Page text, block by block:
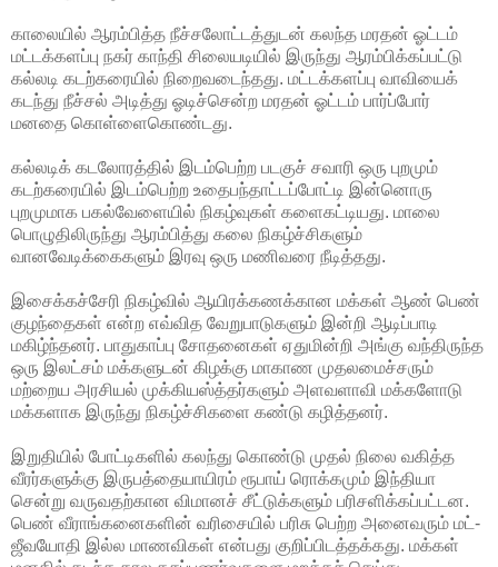
காலையில் ஆரம்பித்த நீச்சலோட்டத்துடன் கலந்த மரதன் ஓட்டம்
மட்டக்களப்பு நகர் காந்தி சிலையடியில் இருந்து ஆரம்பிக்கப்பட்டு
கல்லடி கடற்கரையில் நிறைவடைந்தது. மட்டக்களப்பு வாவியைக்
கடந்து நீச்சல் அடித்து ஓடிச்சென்ற மரதன் ஓட்டம் பார்ப்போர்
மனதை கொள்ளைகொண்டது.
கல்லடிக் கடலோரத்தில் இடம்பெற்ற படகுச் சவாரி ஒரு புறமும்
கடற்கரையில் இடம்பெற்ற உதைபந்தாட்டப்போட்டி இன்னொரு
புறமுமாக பகல்வேளையில் நிகழ்வுகள் களைகட்டியது. மாலை
பொழுதிலிருந்து ஆரம்பித்து கலை நிகழ்ச்சிகளும்
வானவேடிக்கைகளும் இரவு ஒரு மணிவரை நீடித்தது.
இசைக்கச்சேரி நிகழ்வில் ஆயிரக்கணக்கான மக்கள் ஆண் பெண்
குழந்தைகள் என்ற எவ்வித வேறுபாடுகளும் இன்றி ஆடிப்பாடி
மகிழ்ந்தனர். பாதுகாப்பு சோதனைகள் ஏதுமின்றி அங்கு வந்திருந்த
ஒரு இலட்சம் மக்களுடன் கிழக்கு மாகாண முதலமைச்சரும்
மற்றைய அரசியல் முக்கியஸ்த்தர்களும் அளவளாவி மக்களோடு
மக்களாக இருந்து நிகழ்ச்சிகளை கண்டு கழித்தனர்.
இறுதியில் போட்டிகளில் கலந்து கொண்டு முதல் நிலை வகித்த
வீரர்களுக்கு இருபத்தையாயிரம் ரூபாய் ரொக்கமும் இந்தியா
சென்று வருவதற்கான விமானச் சீட்டுக்களும் பரிசளிக்கப்பட்டன.
பெண் வீராங்கனைகளின் வரிசையில் பரிசு பெற்ற அனைவரும் மட்-
ஜீவயோதி இல்ல மாணவிகள் என்பது குறிப்பிடத்தக்கது. மக்கள்